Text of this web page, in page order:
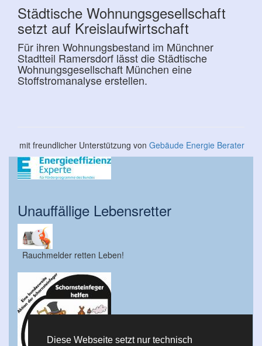
Diese Webseite setzt nur technisch
Städtische Wohnungsgesellschaft
setzt auf Kreislaufwirtschaft
Für ihren Wohnungsbestand im Münchner
Stadtteil Ramersdorf lässt die Städtische
Wohnungsgesellschaft München eine
Stoffstromanalyse erstellen.
mit freundlicher Unterstützung von Gebäude Energie Berater
Unauffällige Lebensretter
Rauchmelder retten Leben!